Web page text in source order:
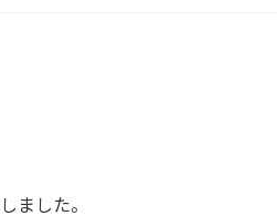
ました。